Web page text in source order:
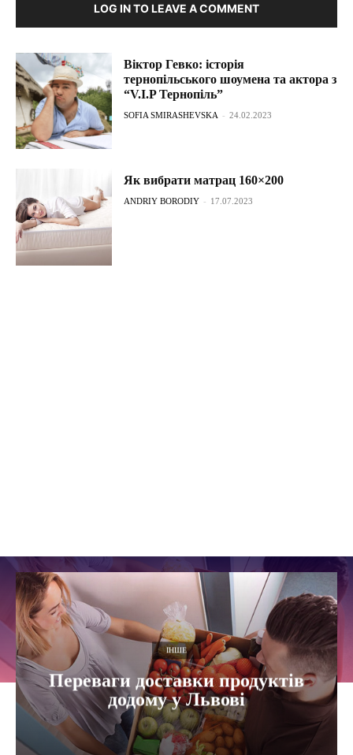
LOG IN TO LEAVE A COMMENT
Віктор Гевко: історія
тернопільського шоумена та актора з
“V.I.P Тернопіль”
SOFIA SMIRASHEVSKA - 24.02.2023
Як вибрати матрац 160×200
ANDRIY BORODIY - 17.07.2023